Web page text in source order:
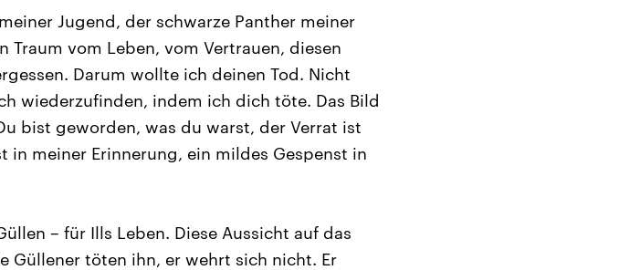
Jugend, der schwarze Panther meiner
vom Leben, vom Vertrauen, diesen
Darum wollte ich deinen Tod. Nicht
wiederzufinden, indem ich dich töte. Das Bild
bist geworden, was du warst, der Verrat ist
meiner Erinnerung, ein mildes Gespenst in
– für Ills Leben. Diese Aussicht auf das
Güllener töten ihn, er wehrt sich nicht. Er